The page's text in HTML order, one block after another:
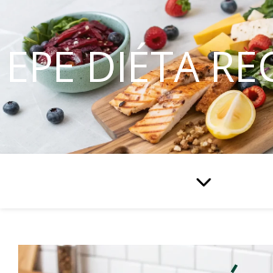
EPE DIÉTA